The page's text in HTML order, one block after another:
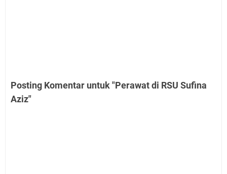
Posting Komentar untuk "Perawat di RSU Sufina
Aziz"